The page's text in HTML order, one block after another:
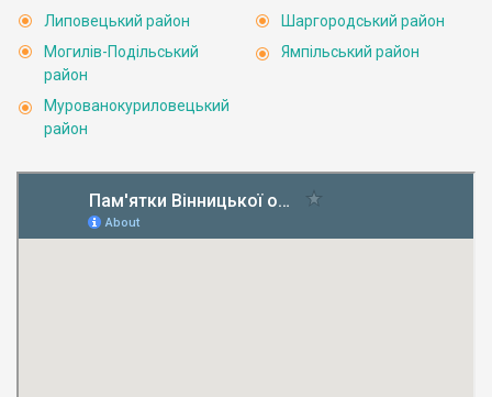
Липовецький район
Могилів-Подільський
район
Мурованокуриловецький
район
Шаргородський район
Ямпільський район